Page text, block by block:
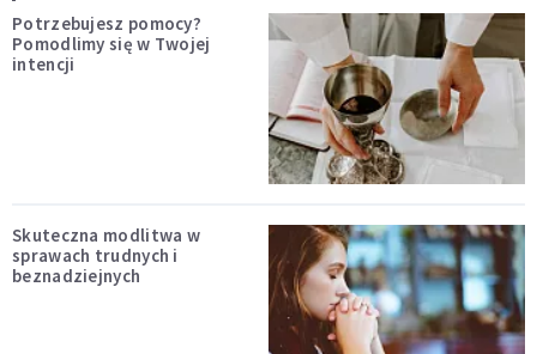
Potrzebujesz pomocy?
Pomodlimy się w Twojej
intencji
Skuteczna modlitwa w
sprawach trudnych i
beznadziejnych